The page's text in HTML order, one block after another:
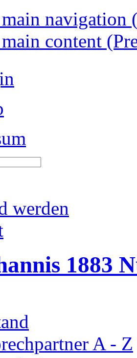
navigation
content
werden
1883
A - Z